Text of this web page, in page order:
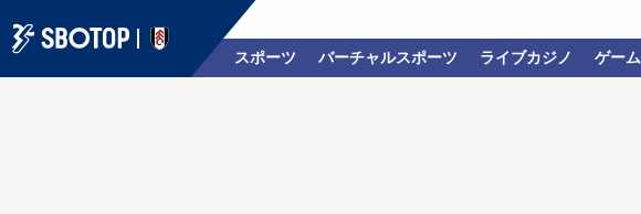
スポーツ バーチャルスポーツ ライブカジノ ゲーム